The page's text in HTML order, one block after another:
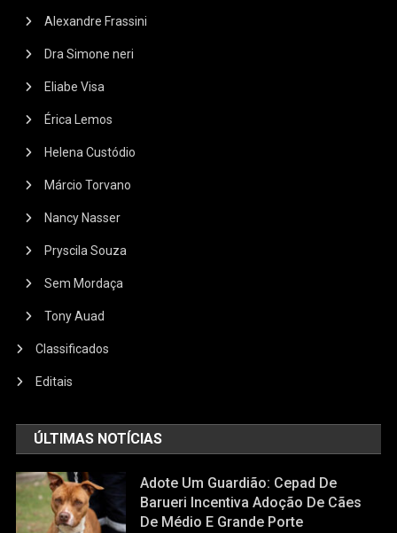
Alexandre Frassini
Dra Simone neri
Eliabe Visa
Érica Lemos
Helena Custódio
Márcio Torvano
Nancy Nasser
Pryscila Souza
Sem Mordaça
Tony Auad
Classificados
Editais
ÚLTIMAS NOTÍCIAS
Adote Um Guardião: Cepad De
Barueri Incentiva Adoção De Cães
De Médio E Grande Porte